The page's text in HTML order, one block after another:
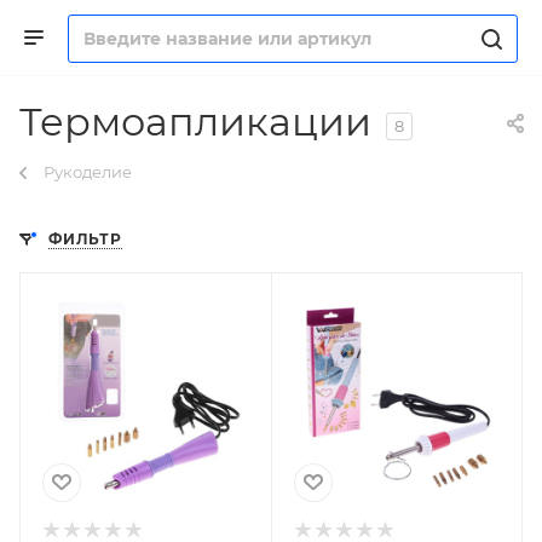
Термоапликации 8
Рукоделие
ФИЛЬТР